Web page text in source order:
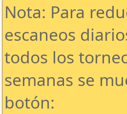
Nota: Para
escaneos
todos los
semanas se
botón: